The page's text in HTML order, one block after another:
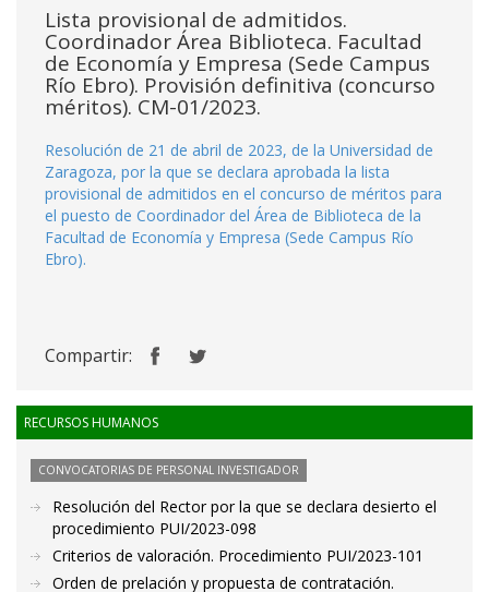
Lista provisional de admitidos.
Coordinador Área Biblioteca. Facultad
de Economía y Empresa (Sede Campus
Río Ebro). Provisión definitiva (concurso
méritos). CM-01/2023.
Resolución de 21 de abril de 2023, de la Universidad de
Zaragoza, por la que se declara aprobada la lista
provisional de admitidos en el concurso de méritos para
el puesto de Coordinador del Área de Biblioteca de la
Facultad de Economía y Empresa (Sede Campus Río
Ebro).
Compartir:
RECURSOS HUMANOS
CONVOCATORIAS DE PERSONAL INVESTIGADOR
Resolución del Rector por la que se declara desierto el
procedimiento PUI/2023-098
Criterios de valoración. Procedimiento PUI/2023-101
Orden de prelación y propuesta de contratación.